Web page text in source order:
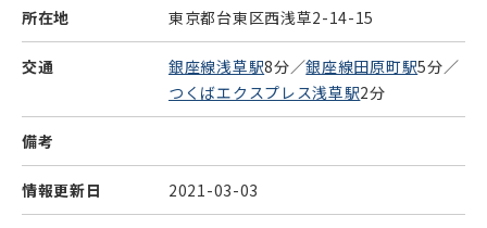
所在地 東京都台東区西浅草2-14-15
交通 銀座線浅草駅8分／銀座線田原町駅5分／
つくばエクスプレス浅草駅2分
備考
情報更新日 2021-03-03